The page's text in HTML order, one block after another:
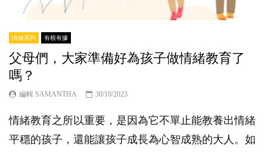
情緒系列 有根有據
父母們，大家準備好為孩子做情緒教育了
嗎？
編輯 SAMANTHA 30/10/2023
情緒教育之所以重要，是因為它不單止能教養出情緒
平穩的孩子，還能讓孩子成長為心智成熟的大人。如